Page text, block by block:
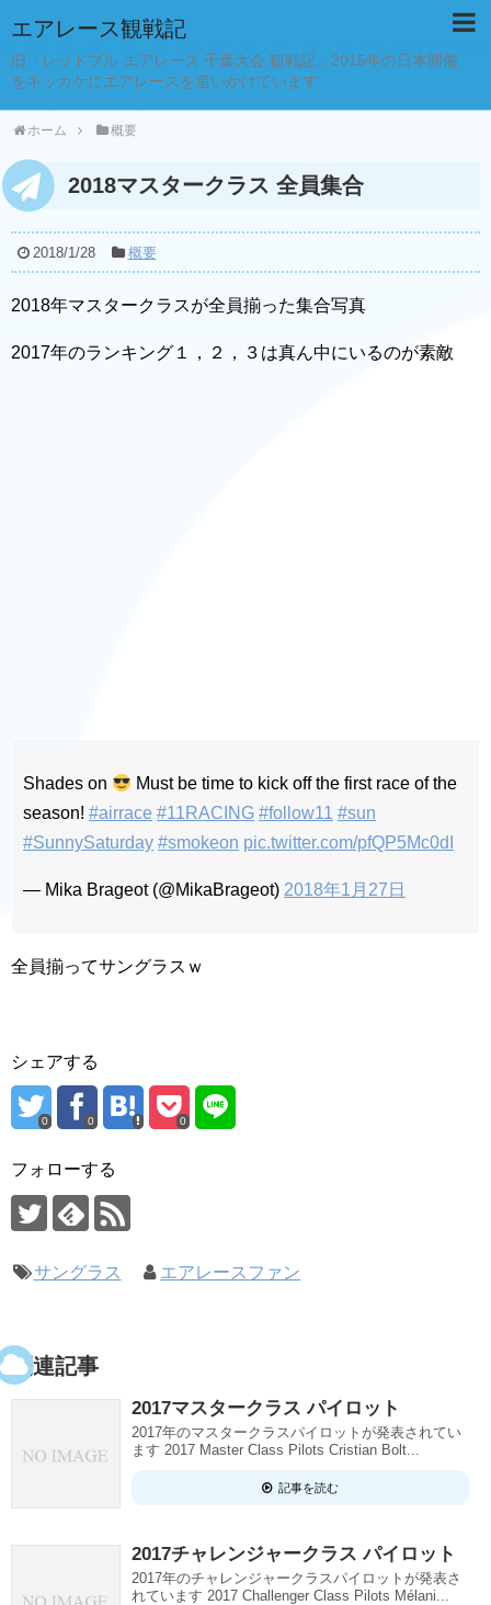
エアレース観戦記
旧「レッドブル エアレース 千葉大会 観戦記」2015年の日本開催
をキッカケにエアレースを追いかけています
ホーム 概要
2018マスタークラス 全員集合
2018/1/28 概要
2018年マスタークラスが全員揃った集合写真
2017年のランキング１，２，３は真ん中にいるのが素敵
Shades on
Must be time to kick off the first race of the
season! #airrace #11RACING #follow11 #sun
#SunnySaturday #smokeon pic.twitter.com/pfQP5Mc0dI
— Mika Brageot (@MikaBrageot) 2018年1月27日
全員揃ってサングラスｗ
シェアする
0 0 0
フォローする
サングラス エアレースファン
関連記事
2017マスタークラス パイロット
2017年のマスタークラスパイロットが発表されてい
ます 2017 Master Class Pilots Cristian Bolt...
記事を読む
2017チャレンジャークラス パイロット
2017年のチャレンジャークラスパイロットが発表さ
れています 2017 Challenger Class Pilots Mélani...